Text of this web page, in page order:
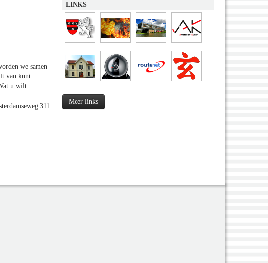
we samen
van kunt
u wilt.
311.
LINKS
Meer links